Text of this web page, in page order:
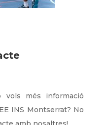
vols més informació
INS Montserrat? No